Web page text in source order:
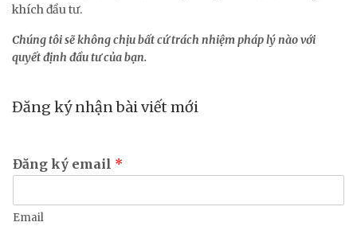
khích đầu tư.
Chúng tôi sẽ không chịu bất cứ trách nhiệm pháp lý nào với
quyết định đầu tư của bạn.
Đăng ký nhận bài viết mới
Đăng ký email *
Email